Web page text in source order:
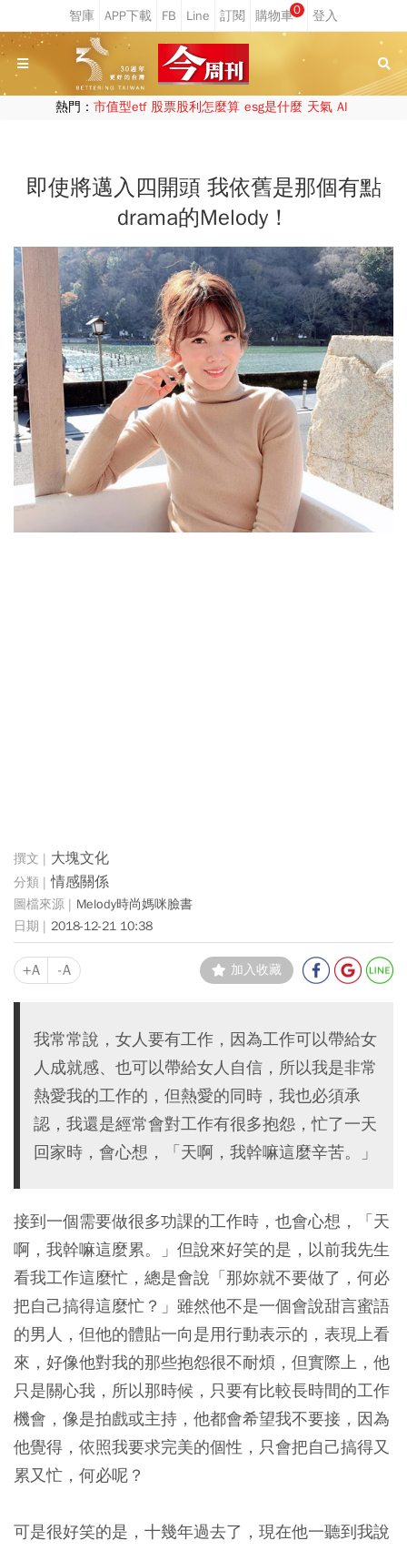
0
熱門： 市值型etf 股票股利怎麼算 esg是什麼 天氣 AI
即使將邁入四開頭 我依舊是那個有點
drama的Melody！
大塊文化
情感關係
Melody時尚媽咪臉書
2018-12-21 10:38
+A -A 加入收藏
我常常說，女人要有工作，因為工作可以帶給女
人成就感、也可以帶給女人自信，所以我是非常
熱愛我的工作的，但熱愛的同時，我也必須承
認，我還是經常會對工作有很多抱怨，忙了一天
回家時，會心想，「天啊，我幹嘛這麼辛苦。」
接到一個需要做很多功課的工作時，也會心想，「天
啊，我幹嘛這麼累。」但說來好笑的是，以前我先生
看我工作這麼忙，總是會說「那妳就不要做了，何必
把自己搞得這麼忙？」雖然他不是一個會說甜言蜜語
的男人，但他的體貼一向是用行動表示的，表現上看
來，好像他對我的那些抱怨很不耐煩，但實際上，他
只是關心我，所以那時候，只要有比較長時間的工作
機會，像是拍戲或主持，他都會希望我不要接，因為
他覺得，依照我要求完美的個性，只會把自己搞得又
累又忙，何必呢？
可是很好笑的是，十幾年過去了，現在他一聽到我說